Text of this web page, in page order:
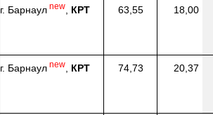
г. Барнаул new КРТ 63,55 18,00
г. Барнаул new КРТ 74,73 20,37